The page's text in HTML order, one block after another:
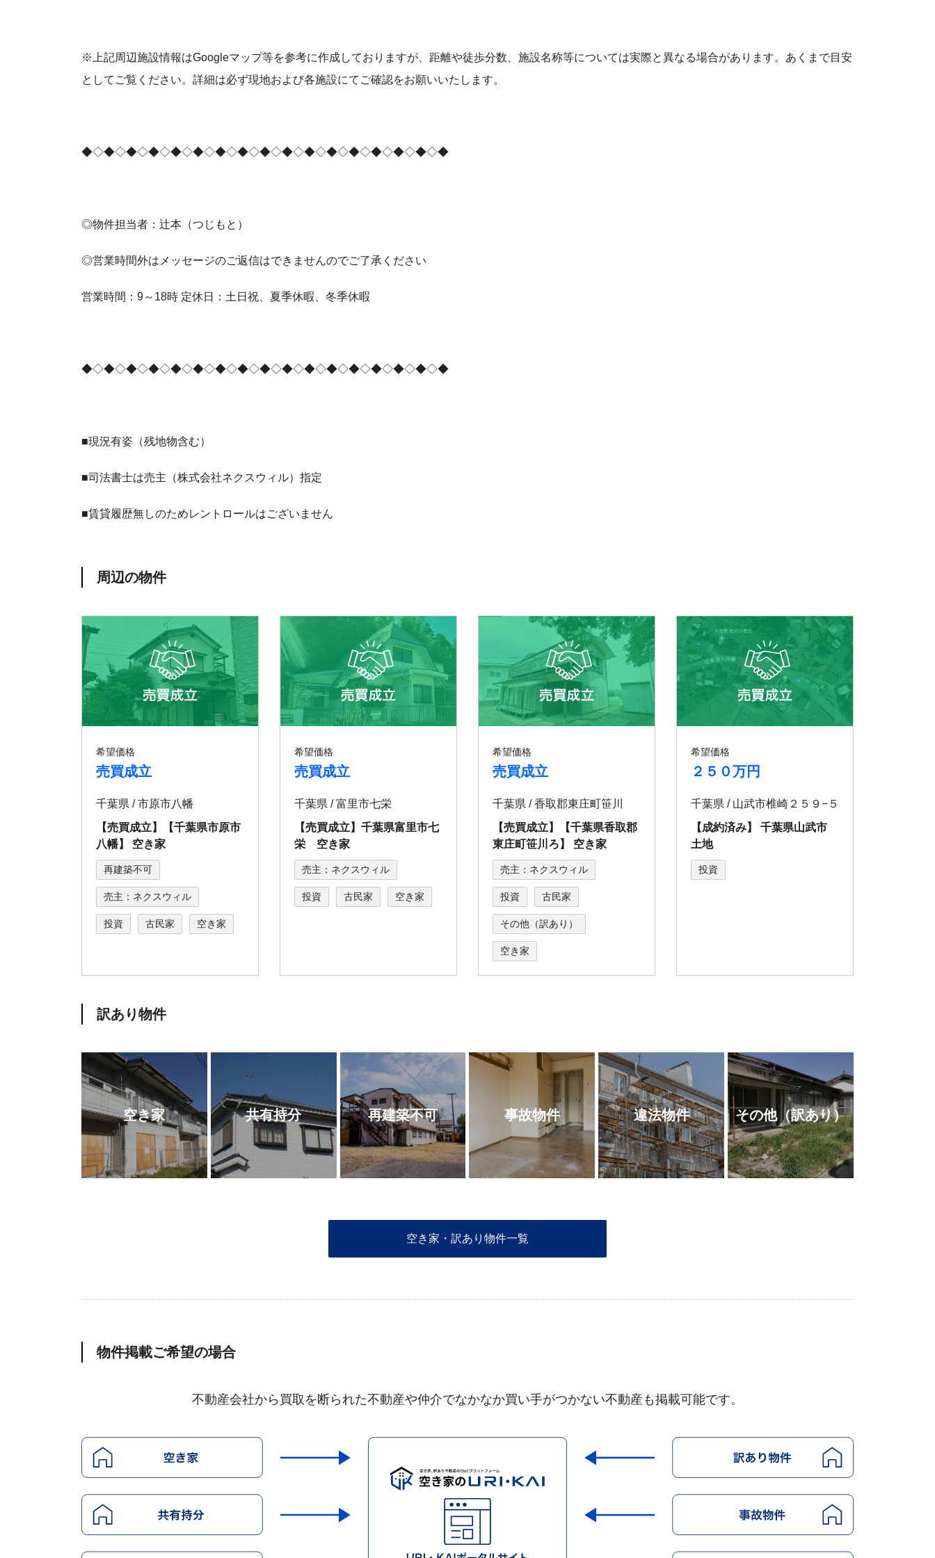
※上記周辺施設情報はGoogleマップ等を参考に作成しておりますが、距離や徒歩分数、施設名称等については実際と異なる場合があります。あくまで目安
としてご覧ください。詳細は必ず現地および各施設にてご確認をお願いいたします。
◆◇◆◇◆◇◆◇◆◇◆◇◆◇◆◇◆◇◆◇◆◇◆◇◆◇◆◇◆◇◆◇◆
◎物件担当者：辻本（つじもと）
◎営業時間外はメッセージのご返信はできませんのでご了承ください
営業時間：9～18時 定休日：土日祝、夏季休暇、冬季休暇
◆◇◆◇◆◇◆◇◆◇◆◇◆◇◆◇◆◇◆◇◆◇◆◇◆◇◆◇◆◇◆◇◆
■現況有姿（残地物含む）
■司法書士は売主（株式会社ネクスウィル）指定
■賃貸履歴無しのためレントロールはございません
周辺の物件
希望価格
売買成立
千葉県 / 市原市八幡
【売買成立】【千葉県市原市
八幡】 空き家
再建築不可
売主：ネクスウィル
投資 古民家 空き家
希望価格
売買成立
千葉県 / 富里市七栄
【売買成立】千葉県富里市七
栄 空き家
売主：ネクスウィル
投資 古民家 空き家
希望価格
売買成立
千葉県 / 香取郡東庄町笹川
【売買成立】【千葉県⾹取郡
東庄町笹川ろ】 空き家
売主：ネクスウィル
投資 古民家
その他（訳あり）
空き家
希望価格
２５０万円
千葉県 / 山武市椎崎２５９−５
【成約済み】 千葉県山武市
土地
投資
訳あり物件
空き家 共有持分 再建築不可 事故物件 違法物件 その他（訳あり）
空き家・訳あり物件一覧
物件掲載ご希望の場合
不動産会社から買取を断られた不動産や仲介でなかなか買い手がつかない不動産も掲載可能です。